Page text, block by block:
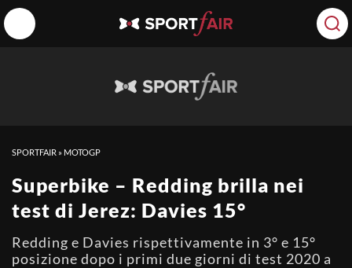
SPORTFAIR » MOTOGP
Superbike – Redding brilla nei
test di Jerez: Davies 15°
Redding e Davies rispettivamente in 3° e 15°
posizione dopo i primi due giorni di test 2020 a